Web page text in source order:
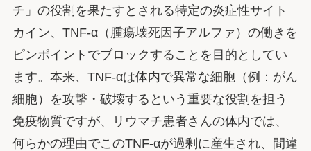
チ」の役割を果たすとされる特定の炎症性サイト
カイン、TNF-α（腫瘍壊死因子アルファ）の働きを
ピンポイントでブロックすることを目的としてい
ます。本来、TNF-αは体内で異常な細胞（例：がん
細胞）を攻撃・破壊するという重要な役割を担う
免疫物質ですが、リウマチ患者さんの体内では、
何らかの理由でこのTNF-αが過剰に産生され、間違